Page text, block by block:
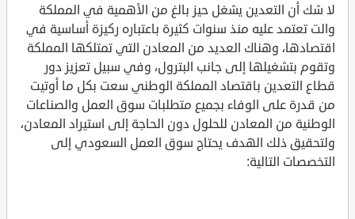
لا شك أن التعدين يشغل حيز بالغ من الأهمية في المملكة
والت تعتمد عليه منذ سنوات كثيرة باعتباره ركيزة أساسية في
اقتصادها، وهناك العديد من المعادن التي تمتلكها المملكة
وتقوم بتشغيلها إلى جانب البترول، وفي سبيل تعزيز دور
قطاع التعدين باقتصاد المملكة الوطني سعت بكل ما أوتيت
من قدرة على الوفاء بجميع متطلبات سوق العمل والصناعات
الوطنية من المعادن للحلول دون الحاجة إلى استيراد المعادن،
ولتحقيق ذلك الهدف يحتاج سوق العمل السعودي إلى
التخصصات التالية: